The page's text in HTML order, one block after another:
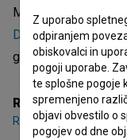
Mačkamiš je
David Brodnik ,
glasbeni. Režiserka
Režija
Ronja Matijevec
Z uporabo
odpiranjem
obiskovalci in
pogoji uporabe.
te splošne pogoje
spremenjeno
objavi obvestilo o
pogojev od dne